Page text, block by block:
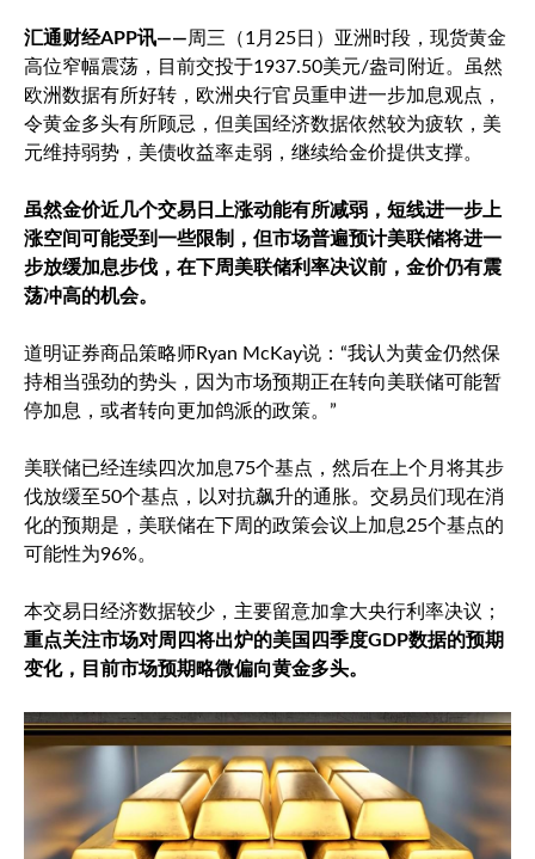
汇通财经APP讯——周三（1月25日）亚洲时段， 现货黄金
高位窄幅震荡，目前交投于1937.50美元/盎司附近。虽然
欧洲数据有所好转，欧洲央行官员重申进一步加息观点，
令黄金多头有所顾忌，但美国经济数据依然较为疲软，美
元维持弱势，美债收益率走弱，继续给金价提供支撑。
虽然金价近几个交易日上涨动能有所减弱，短线进一步上
涨空间可能受到一些限制，但市场普遍预计美联储将进一
步放缓加息步伐，在下周美联储利率决议前，金价仍有震
荡冲高的机会。
道明证券商品策略师Ryan McKay说：“我认为黄金仍然保
持相当强劲的势头，因为市场预期正在转向美联储可能暂
停加息，或者转向更加鸽派的政策。”
美联储已经连续四次加息75个基点，然后在上个月将其步
伐放缓至50个基点，以对抗飙升的通胀。交易员们现在消
化的预期是，美联储在下周的政策会议上加息25个基点的
可能性为96%。
本交易日经济数据较少，主要留意加拿大央行利率决议；
重点关注市场对周四将出炉的美国四季度GDP数据的预期
变化，目前市场预期略微偏向黄金多头。